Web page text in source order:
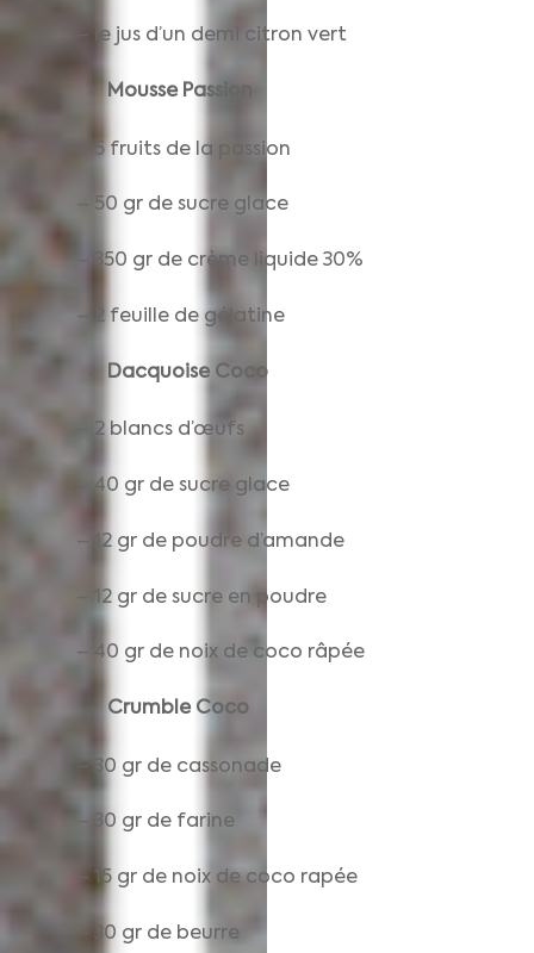
– le jus d’un demi citron vert
Mousse Passion
– 5 fruits de la passion
– 50 gr de sucre glace
– 350 gr de crème liquide 30%
– 2 feuille de gélatine
Dacquoise Coco
– 2 blancs d’œufs
– 40 gr de sucre glace
– 12 gr de poudre d’amande
– 12 gr de sucre en poudre
– 40 gr de noix de coco râpée
Crumble Coco
– 30 gr de cassonade
– 30 gr de farine
– 15 gr de noix de coco rapée
– 30 gr de beurre